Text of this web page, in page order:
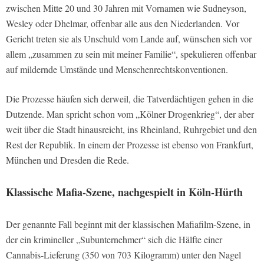
zwischen Mitte 20 und 30 Jahren mit Vornamen wie Sudneyson,
Wesley oder Dhelmar, offenbar alle aus den Niederlanden. Vor
Gericht treten sie als Unschuld vom Lande auf, wünschen sich vor
allem „zusammen zu sein mit meiner Familie“, spekulieren offenbar
auf mildernde Umstände und Menschenrechtskonventionen.
Die Prozesse häufen sich derweil, die Tatverdächtigen gehen in die
Dutzende. Man spricht schon vom „Kölner Drogenkrieg“, der aber
weit über die Stadt hinausreicht, ins Rheinland, Ruhrgebiet und den
Rest der Republik. In einem der Prozesse ist ebenso von Frankfurt,
München und Dresden die Rede.
Klassische Mafia-Szene, nachgespielt in Köln-Hürth
Der genannte Fall beginnt mit der klassischen Mafiafilm-Szene, in
der ein krimineller „Subunternehmer“ sich die Hälfte einer
Cannabis-Lieferung (350 von 703 Kilogramm) unter den Nagel